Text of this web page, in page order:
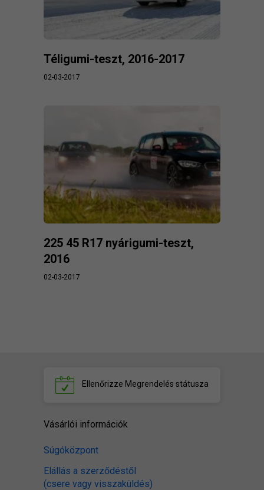
Téligumi-teszt, 2016-2017
02-03-2017
225 45 R17 nyárigumi-teszt,
2016
02-03-2017
Ellenőrizze Megrendelés státusza
Vásárlói információk
Súgóközpont
Elállás a szerződéstől
(csere vagy visszaküldés)